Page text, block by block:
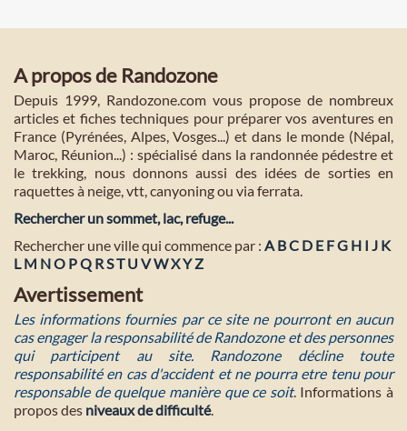
A propos de Randozone
Depuis 1999, Randozone.com vous propose de nombreux
articles et fiches techniques pour préparer vos aventures en
France (Pyrénées, Alpes, Vosges...) et dans le monde (Népal,
Maroc, Réunion...) : spécialisé dans la randonnée pédestre et
le trekking, nous donnons aussi des idées de sorties en
raquettes à neige, vtt, canyoning ou via ferrata.
Rechercher un sommet, lac, refuge...
Rechercher une ville qui commence par : A BC D E FG H I J K
L M NO PQ RST U VWXYZ
Avertissement
Les informations fournies par ce site ne pourront en aucun
cas engager la responsabilité de Randozone et des personnes
qui participent au site. Randozone décline toute
responsabilité en cas d'accident et ne pourra etre tenu pour
responsable de quelque manière que ce soit. Informations à
propos des niveaux de difficulté.